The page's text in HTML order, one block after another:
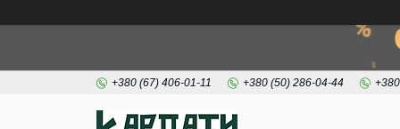
+380 (67) 406-01-11 +380 (50) 286-04-44